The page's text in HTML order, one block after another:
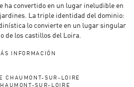
ha convertido en un lugar ineludible en
La triple identidad del dominio:
lo convierte en un lugar singular
de los castillos del Loira.
INFORMACIÓN
CHAUMONT-SUR-LOIRE
SUR-LOIRE